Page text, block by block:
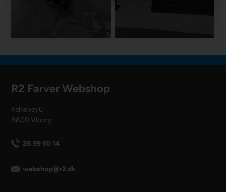
R2 Farver Webshop
Falkevej 6
8800 Viborg
28 99 50 14
webshop@r2.dk